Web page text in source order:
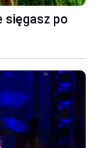
sięgasz po